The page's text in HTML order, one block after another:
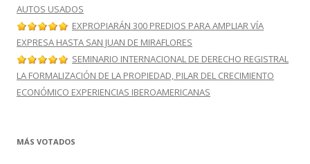
AUTOS USADOS
EXPROPIARÁN 300 PREDIOS PARA AMPLIAR VÍA
EXPRESA HASTA SAN JUAN DE MIRAFLORES
SEMINARIO INTERNACIONAL DE DERECHO REGISTRAL
LA FORMALIZACIÓN DE LA PROPIEDAD, PILAR DEL CRECIMIENTO
ECONÓMICO EXPERIENCIAS IBEROAMERICANAS
MÁS VOTADOS